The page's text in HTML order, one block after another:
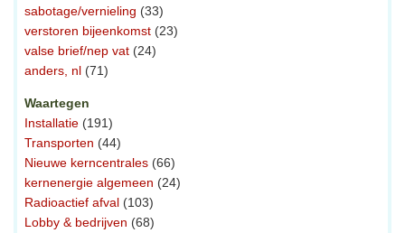
sabotage/vernieling (33)
verstoren bijeenkomst (23)
valse brief/nep vat (24)
anders, nl (71)
Waartegen
Installatie (191)
Transporten (44)
Nieuwe kerncentrales (66)
kernenergie algemeen (24)
Radioactief afval (103)
Lobby & bedrijven (68)